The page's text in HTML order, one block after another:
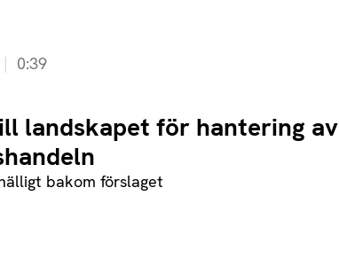
0:39
landskapet för hantering av
bakom förslaget